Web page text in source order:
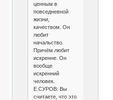
ценным в
повседневной
жизни,
качеством. Он
любит
начальство.
Причём любит
искренне. Он
вообще
искренний
человек.
Е.СУРОВ: Вы
считаете, что это